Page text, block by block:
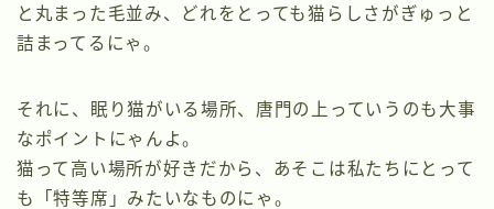
と丸まった毛並み、どれをとっても猫らしさがぎゅっと
詰まってるにゃ。
それに、眠り猫がいる場所、唐門の上っていうのも大事
なポイントにゃんよ。
猫って高い場所が好きだから、あそこは私たちにとって
も「特等席」みたいなものにゃ。